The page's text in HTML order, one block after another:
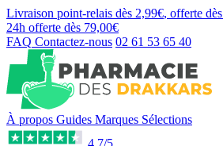
Livraison point-relais dès 2,99€, offerte dès
24h offerte dès 79,00€
FAQ Contactez-nous 02 61 53 65 40
À propos Guides Marques Sélections
4,7/5